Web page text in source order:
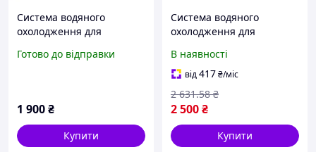
Система водяного
охолодження для
Готово до відправки
1 900₴
Купити
Система водяного
охолодження для
В наявності
від417₴/міс
2 500₴
2 631.58 ₴
Купити